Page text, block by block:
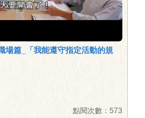
場篇_「我能遵守指定活動的規
點閱次數：573